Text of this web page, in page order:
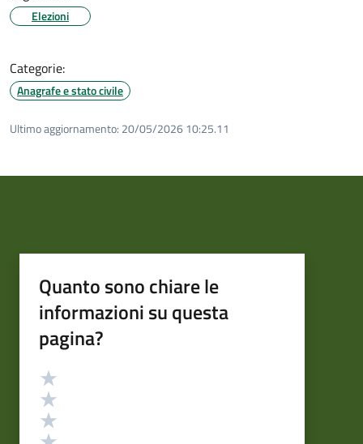
Elezioni
Categorie:
Anagrafe e stato civile
Ultimo aggiornamento: 20/05/2026 10:25.11
Quanto sono chiare le
informazioni su questa
pagina?
Valutazione